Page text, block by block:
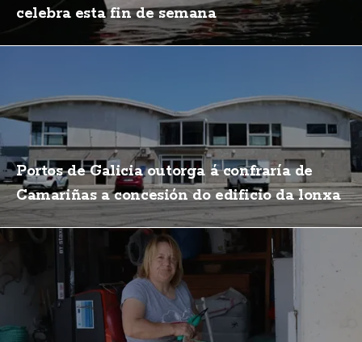
celebra esta fin de semana
Portos de Galicia outorga á confraría de
Camariñas a concesión do edificio da lonxa